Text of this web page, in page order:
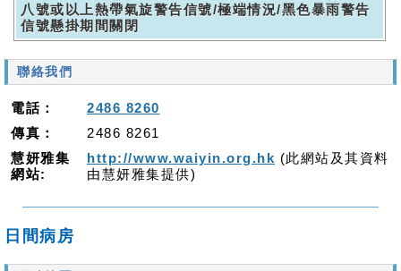
八號或以上熱帶氣旋警告信號/極端情況/黑色暴雨警告
信號懸掛期間關閉
聯絡我們
電話：
2486 8260
傳真：
2486 8261
慧妍雅集
網站:
http://www.waiyin.org.hk (此網站及其資料
由慧妍雅集提供)
日間病房